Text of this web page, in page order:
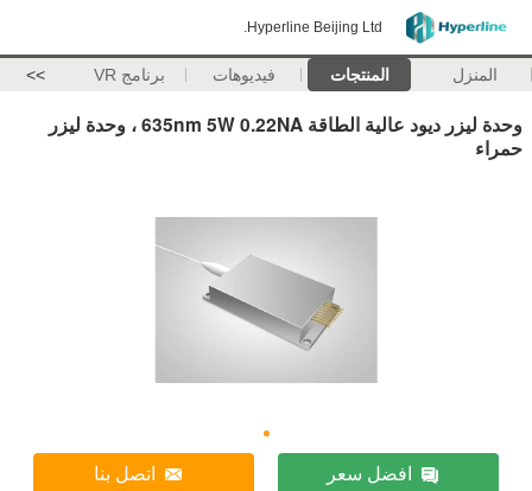
Hyperline Beijing Ltd.
المنزل المنتجات فيديوهات برنامج VR >>
وحدة ليزر ديود عالية الطاقة 635nm 5W 0.22NA ، وحدة ليزر
حمراء
افضل سعر اتصل بنا